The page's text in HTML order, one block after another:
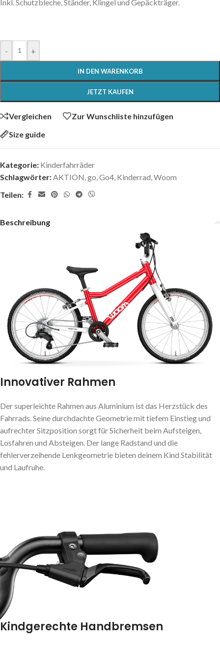
Inkl. Schutzbleche, Ständer, Klingel und Gepäckträger.
- +
IN DEN WARENKORB
JETZT KAUFEN
Vergleichen
Zur Wunschliste hinzufügen
Size guide
Kategorie: Kinderfahrräder
Schlagwörter:AKTION,go,Go4, Kinderrad,Woom
Teilen:
Beschreibung
Innovativer Rahmen
Der superleichte Rahmen aus Aluminium ist das Herzstück des
Fahrrads. Seine durchdachte Geometrie mit tiefem Einstieg und
aufrechter Sitzposition sorgt für Sicherheit beim Aufsteigen,
Losfahren und Absteigen. Der lange Radstand und die
fehlerverzeihende Lenkgeometrie bieten deinem Kind Stabilität
und Laufruhe.
Kindgerechte Handbremsen